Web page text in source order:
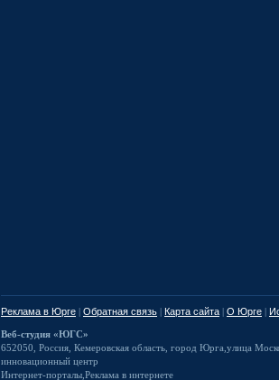
Реклама в Юрге | Обратная связь | Карта сайта | О Юрге |
Веб-студия «ЮГС»
652050 Россия Кемеровская область, город Юрга улица
инновационный центр
Интернет-порталы Реклама в интернете